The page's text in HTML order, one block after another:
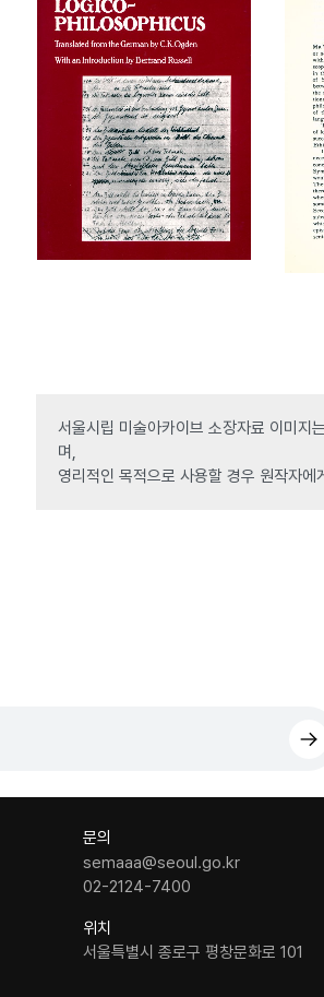
서울시립 미술아카이브 소장자료 이미지
며,
영리적인 목적으로 사용할 경우 원작자
문의
semaaa@seoul.go.kr
02-2124-7400
위치
서울특별시 종로구 평창문화로 101